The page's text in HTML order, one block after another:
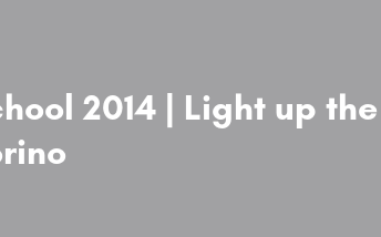
2014 | Light up the